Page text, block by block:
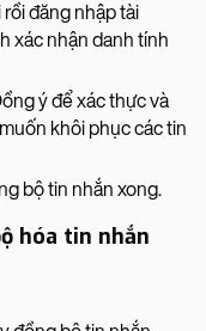
đăng nhập tài
xác nhận danh tính
ý để xác thực và
khôi phục các tin
bộ tin nhắn xong.
hóa tin nhắn